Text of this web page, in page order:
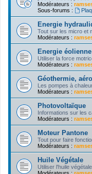
Modérateurs :
Sous-forums :
Energie
Tout sur les micro et
Modérateurs :
Energie éolienne
Utiliser la force
Modérateurs :
Géothermie,
Les pompes à
Modérateurs :
Photovoltaïque
Informations sur les
Modérateurs :
Moteur Pantone
Tout pour faire
Modérateurs :
Huile Végétale
Utiliser l'huile
Modérateurs :